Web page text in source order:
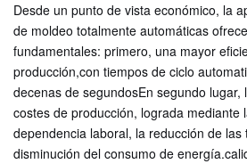
Desde un punto de vista económico, la
de moldeo totalmente automáticas
fundamentales: primero, una mayor
producción,con tiempos de ciclo
decenas de segundosEn segundo lugar,
costes de producción, lograda mediante
dependencia laboral, la reducción de
disminución del consumo de